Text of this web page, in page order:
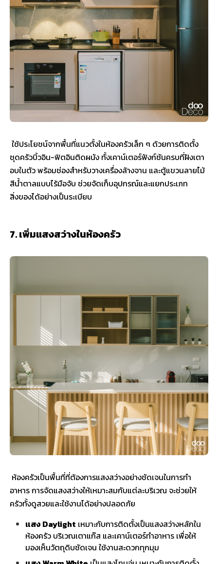
ใช้ประโยชน์จากพื้นที่แนวตั้งในห้องครัวเล็ก ๆ ด้วยการติดตั้ง
ชุดครัวบิ้วอิน-ฟิตอินติดผนัง ทั้งเคาน์เตอร์ฟังก์ชันครบที่ฝังเตา
อบในตัว พร้อมช่องสำหรับวางเครื่องล้างจาน และตู้แขวนลายไม้
สีน้ำตาลแบบไร้มือจับ ช่วยจัดเก็บอุปกรณ์และแยกประเภท
สิ่งของได้อย่างเป็นระเบียบ
7. เพิ่มแสงสว่างในห้องครัว
ห้องครัวเป็นพื้นที่ที่ต้องการแสงสว่างอย่างชัดเจนในการทำ
อาหาร การจัดแสงสว่างให้เหมาะสมกับแต่ละบริเวณ จะช่วยให้
ครัวทั้งดูสวยและใช้งานได้อย่างปลอดภัย
แสง Daylight เหมาะกับการติดตั้งเป็นแสงสว่างหลักใน
ห้องครัว บริเวณเตาแก๊ส และเคาน์เตอร์ทำอาหาร เพื่อให้
มองเห็นวัตถุดิบชัดเจน ใช้งานสะดวกทุกมุม